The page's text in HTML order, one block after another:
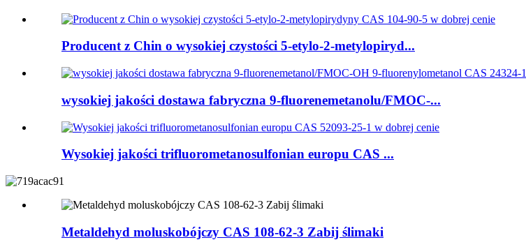
Producent z Chin o wysokiej czystości 5-etylo-2-metylopiryd...
wysokiej jakości dostawa fabryczna 9-fluorenemetanolu/FMOC-...
Wysokiej jakości trifluorometanosulfonian europu CAS ...
Metaldehyd moluskobójczy CAS 108-62-3 Zabij ślimaki